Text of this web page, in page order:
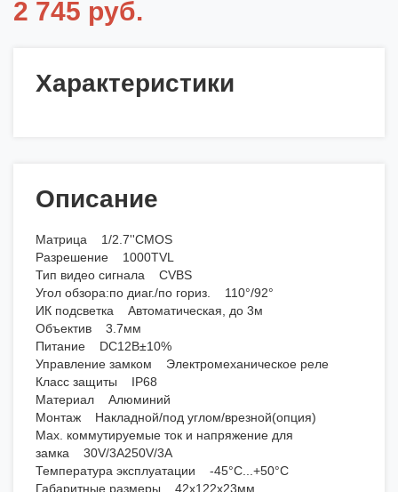
2 745 руб.
Характеристики
Описание
Матрица 1/2.7''CMOS
Разрешение 1000TVL
Тип видео сигнала CVBS
Угол обзора:по диаг./по гориз. 110°/92°
ИК подсветка Автоматическая, до 3м
Объектив 3.7мм
Питание DС12В±10%
Управление замком Электромеханическое реле
Класс защиты IР68
Материал Алюминий
Монтаж Накладной/под углом/врезной(опция)
Мах. коммутируемые ток и напряжение для
замка 30V/3A250V/3A
Температура эксплуатации -45°С...+50°С
Габаритные размеры 42х122х23мм